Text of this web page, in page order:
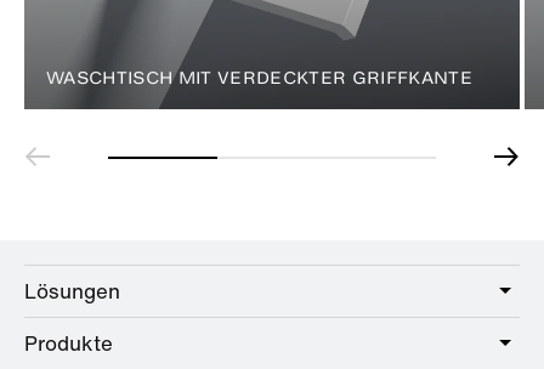
WASCHTISCH MIT VERDECKTER GRIFFKANTE
Lösungen
Care
Produkte